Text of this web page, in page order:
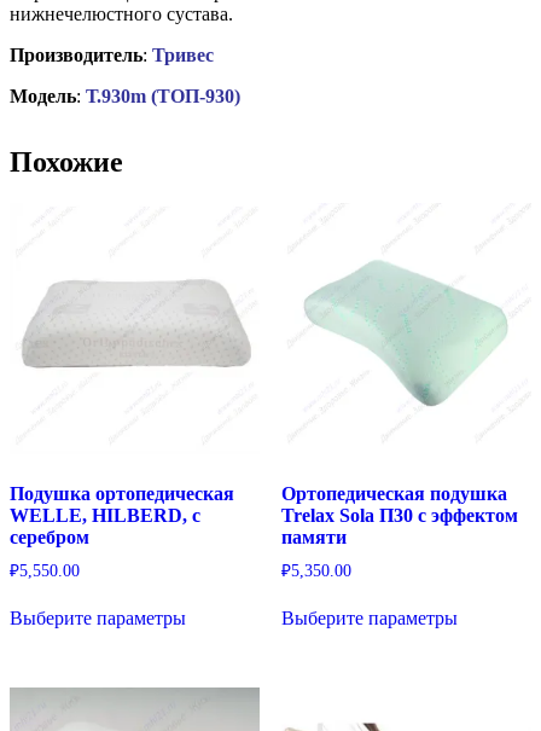
нижнечелюстного сустава.
Производитель: Тривес
Модель: Т.930m (ТОП-930)
Похожие
Подушка ортопедическая
WELLE, HILBERD, с
серебром
₽5,550.00
Выберите параметрытовар
вариаций.
Ортопедическая подушка
Trelax Sola П30 с эффектом
памяти
₽5,350.00
Выберите параметрытовар